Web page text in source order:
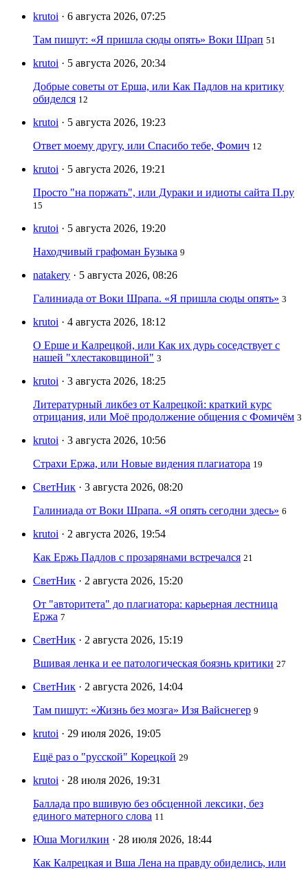
krutoi · 6 августа 2026, 07:25
Там пишут: «Я пришла сюды опять» Воки Шрап 51
krutoi · 5 августа 2026, 20:34
Добрые советы от Ерша, или Как Падлов на критику
обиделся 12
krutoi · 5 августа 2026, 19:23
Ответ моему другу, или Спасибо тебе, Фомич 12
krutoi · 5 августа 2026, 19:21
Просто "на поржать", или Дураки и идиоты сайта П.ру
15
krutoi · 5 августа 2026, 19:20
Находчивый графоман Бузыка 9
natakery · 5 августа 2026, 08:26
Галиниада от Воки Шрапа. «Я пришла сюды опять» 3
krutoi · 4 августа 2026, 18:12
О Ерше и Калрецкой, или Как их дурь соседствует с
нашей "хлестаковщиной" 3
krutoi · 3 августа 2026, 18:25
Литературный ликбез от Калрецкой: краткий курс
отрицания, или Моё продолжение общения с Фомичём 3
krutoi · 3 августа 2026, 10:56
Страхи Ержа, или Новые видения плагиатора 19
СветНик · 3 августа 2026, 08:20
Галиниада от Воки Шрапа. «Я опять сегодни здесь» 6
krutoi · 2 августа 2026, 19:54
Как Ержь Падлов с прозарянами встречался 21
СветНик · 2 августа 2026, 15:20
От "авторитета" до плагиатора: карьерная лестница
Ержа 7
СветНик · 2 августа 2026, 15:19
Вшивая ленка и ее патологическая боязнь критики 27
СветНик · 2 августа 2026, 14:04
Там пишут: «Жизнь без мозга» Изя Вайснегер 9
krutoi · 29 июля 2026, 19:05
Ещё раз о "русской" Корецкой 29
krutoi · 28 июля 2026, 19:31
Баллада про вшивую без обсценной лексики, без
единого матерного слова 11
Юша Могилкин · 28 июля 2026, 18:44
Как Калрецкая и Вша Лена на правду обиделись, или